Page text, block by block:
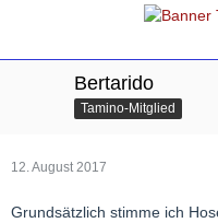
Bertarido
Tamino-Mitglied
12. August 2017
Grundsätzlich stimme ich